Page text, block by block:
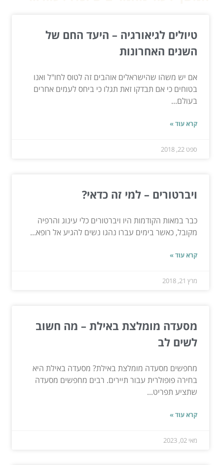
טיולים לגיאורגיה – היעד החם של
השנים האחרונות
אם יש משהו שהישראלים אוהבים זה לטוס לחו"ל ואנו
בטוחים כי אם תבדקו זאת תגלו כי ביחס לעמים אחרים
בעולם...
קרא עוד »
ספט 22, 2018
ויברטורים – למי זה כדאי?
כבר במאות הקודמות היו ויברטורים כלי עינוג והרפיה
מקובל, כאשר בימים עברו נהגו נשים להגיע אל רופא...
קרא עוד »
מרץ 21, 2018
מסעדה מומלצת באילת – מה חשוב
לשים לב
מחפשים מסעדה מומלצת באילת? מסעדה באילת היא
בחירה פופולרית עבור תיירים. רבים מחפשים מסעדה
שתציע תפריט...
קרא עוד »
מאי 02, 2023